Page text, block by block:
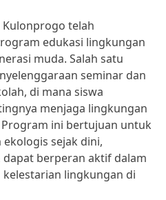
telah
edukasi lingkungan
muda. Salah satu
seminar dan
di mana siswa
menjaga lingkungan
ini bertujuan untuk
sejak dini,
berperan aktif dalam
lingkungan di